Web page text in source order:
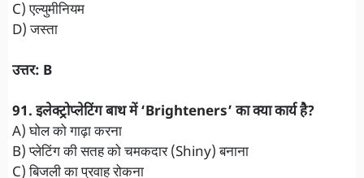
C) एल्युमीनियम
D) जस्ता
उत्तर: B
91. इलेक्ट्रोप्लेटिंग बाथ में ‘Brighteners’ का क्या कार्य है?
A) घोल को गाढ़ा करना
B) प्लेटिंग की सतह को चमकदार (Shiny) बनाना
C) बिजली का प्रवाह रोकना